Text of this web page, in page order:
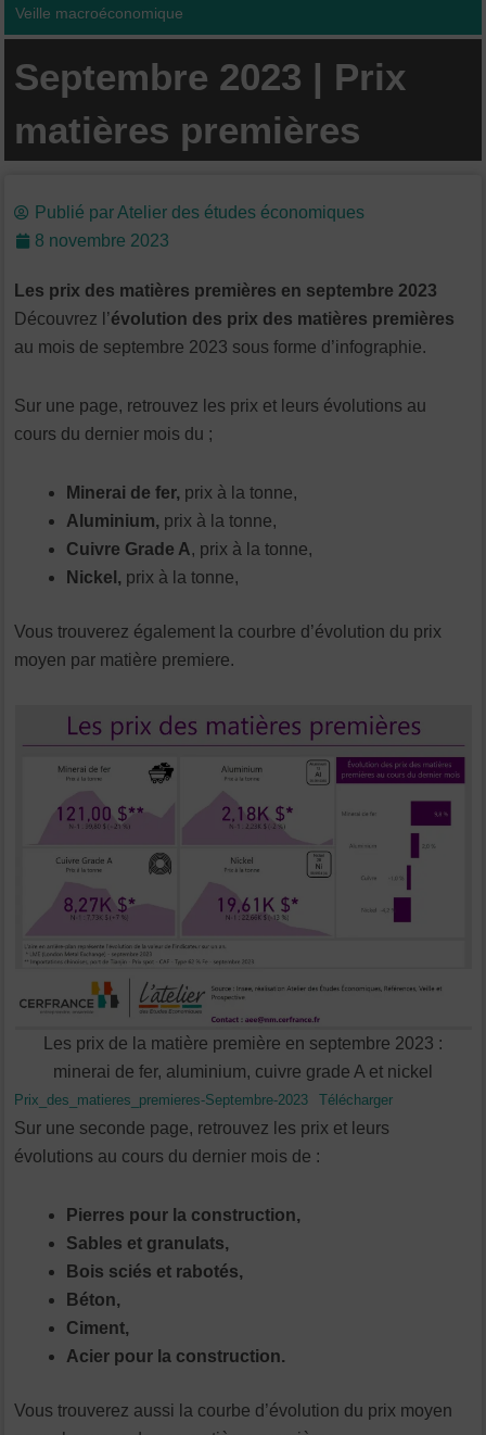
Veille macroéconomique
Septembre 2023 | Prix
matières premières
Publié parAtelier des études économiques
8 novembre 2023
Les prix des matières premières en septembre 2023
Découvrez l’évolution des prix des matières premières
au mois de septembre 2023 sous forme d’infographie.
Sur une page, retrouvez les prix et leurs évolutions au
cours du dernier mois du ;
Minerai de fer, prix à la tonne,
Aluminium, prix à la tonne,
Cuivre Grade A, prix à la tonne,
Nickel, prix à la tonne,
Vous trouverez également la courbre d’évolution du prix
moyen par matière premiere.
Les prix de la matière première en septembre 2023 :
minerai de fer, aluminium, cuivre grade A et nickel
Prix_des_matieres_premieres-Septembre-2023 Télécharger
Sur une seconde page, retrouvez les prix et leurs
évolutions au cours du dernier mois de :
Pierres pour la construction,
Sables et granulats,
Bois sciés et rabotés,
Béton,
Ciment,
Acier pour la construction.
Vous trouverez aussi la courbe d’évolution du prix moyen